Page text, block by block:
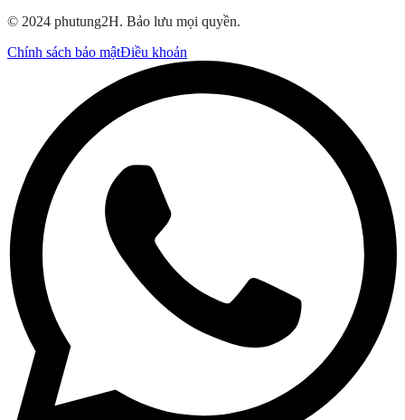
© 2024 phutung2H. Bảo lưu mọi quyền.
Chính sách bảo mậtĐiều khoản